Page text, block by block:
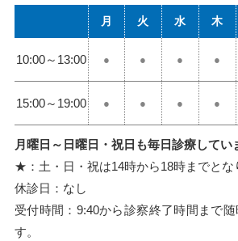
月 火 水 木
10:00～ 13:00 ● ● ● ●
15:00～ 19:00 ● ● ● ●
月曜日～日曜日・祝日も毎日診療してい
★：土・日・祝は14時から18時までとな
休診日：なし
受付時間：9:40から診察終了時間まで
す。